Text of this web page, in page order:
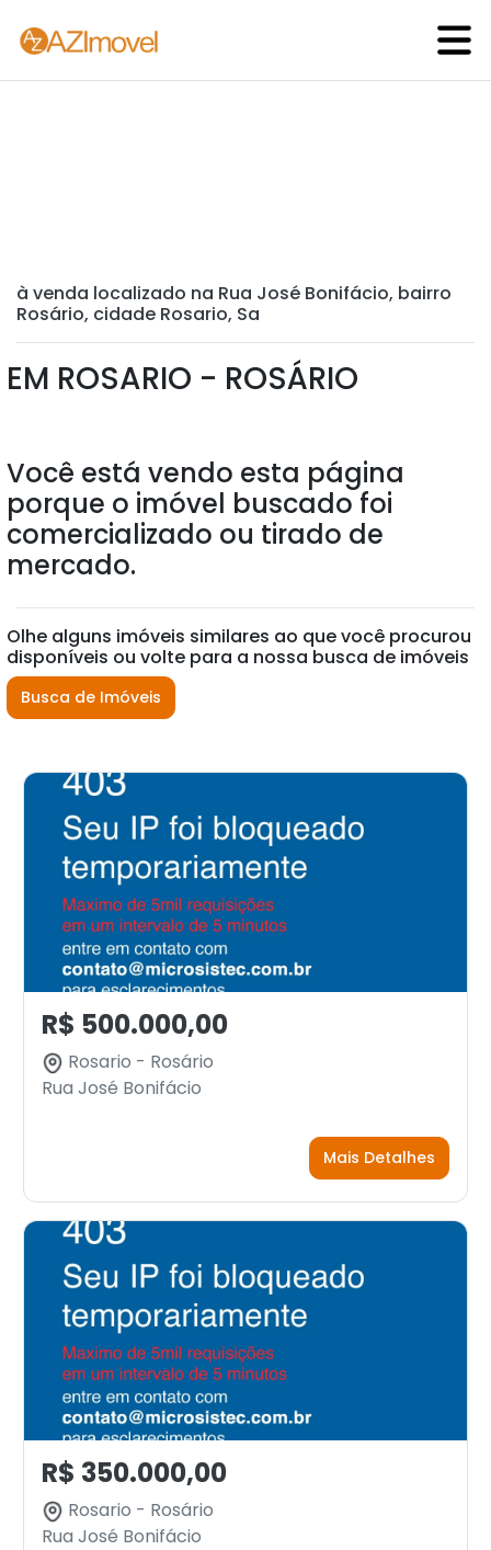
à venda localizado na Rua José Bonifácio, bairro
Rosário, cidade Rosario, Sa
EM ROSARIO - ROSÁRIO
Você está vendo esta página
porque o imóvel buscado foi
comercializado ou tirado de
mercado.
Olhe alguns imóveis similares ao que você procurou
disponíveis ou volte para a nossa busca de imóveis
Busca de Imóveis
R$ 500.000,00
Rosario - Rosário
Rua José Bonifácio
Mais Detalhes
R$ 350.000,00
Rosario - Rosário
Rua José Bonifácio